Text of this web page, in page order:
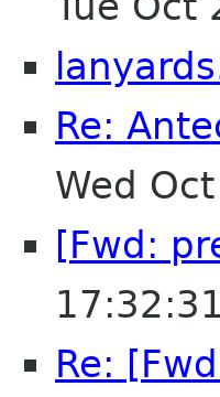
Re:
Wed
[Fwd:
Re: